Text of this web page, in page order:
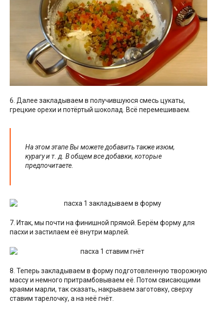
6. Далее закладываем в получившуюся смесь цукаты,
грецкие орехи и потёртый шоколад. Всё перемешиваем.
На этом этапе Вы можете добавить также изюм,
курагу и т. д. В общем все добавки, которые
предпочитаете.
7. Итак, мы почти на финишной прямой. Берём форму для
пасхи и застилаем её внутри марлей.
8. Теперь закладываем в форму подготовленную творожную
массу и немного притрамбовываем её. Потом свисающими
краями марли, так сказать, накрываем заготовку, сверху
ставим тарелочку, а на неё гнёт.